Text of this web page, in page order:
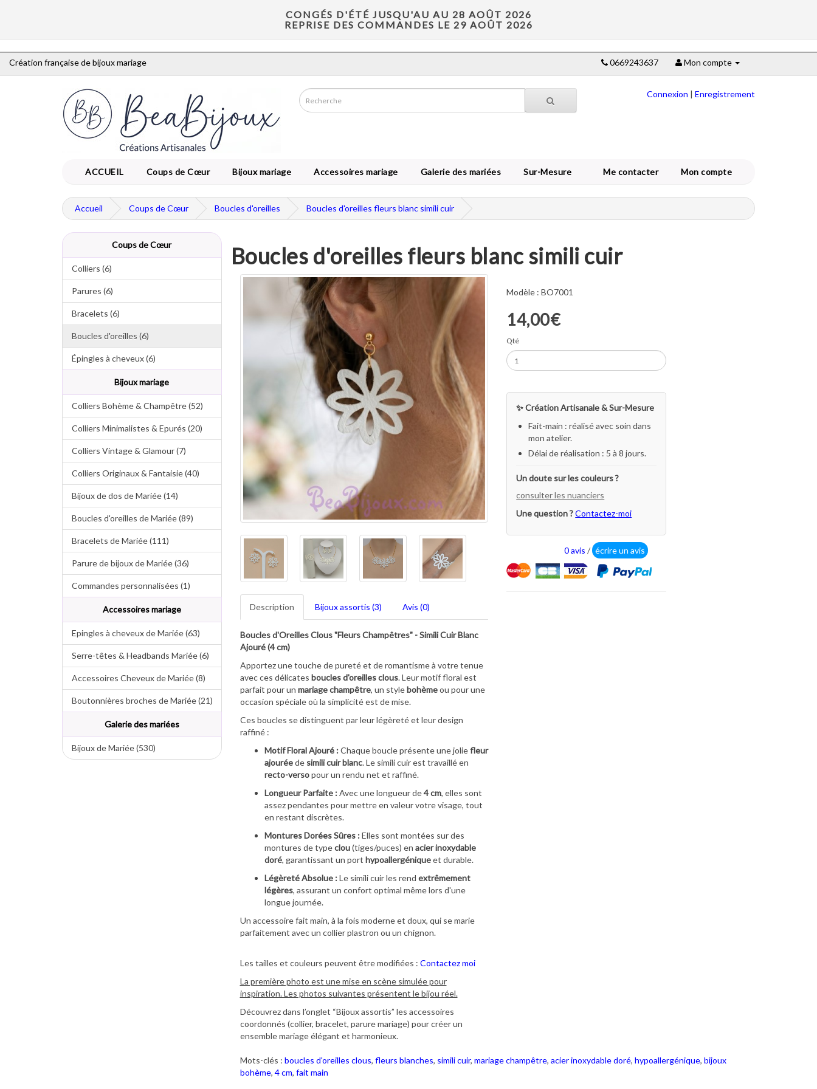
CONGÉS D'ÉTÉ JUSQU'AU AU 28 AOÛT 2026
REPRISE DES COMMANDES LE 29 AOÛT 2026
Création française de bijoux mariage 0669243637 Mon compte
Connexion | Enregistrement
ACCUEIL Coups de Cœur Bijoux mariage Accessoires mariage Galerie des mariées Sur-Mesure Me contacter Mon compte
Accueil Coups de Cœur Boucles d'oreilles Boucles d'oreilles fleurs blanc simili cuir
Coups de Cœur
Colliers (6)
Parures (6)
Bracelets (6)
Boucles d'oreilles (6)
Épingles à cheveux (6)
Bijoux mariage
Colliers Bohème & Champêtre (52)
Colliers Minimalistes & Epurés (20)
Colliers Vintage & Glamour (7)
Colliers Originaux & Fantaisie (40)
Bijoux de dos de Mariée (14)
Boucles d'oreilles de Mariée (89)
Bracelets de Mariée (111)
Parure de bijoux de Mariée (36)
Commandes personnalisées (1)
Accessoires mariage
Epingles à cheveux de Mariée (63)
Serre-têtes & Headbands Mariée (6)
Accessoires Cheveux de Mariée (8)
Boutonnières broches de Mariée (21)
Galerie des mariées
Bijoux de Mariée (530)
Boucles d'oreilles fleurs blanc simili cuir
Description Bijoux assortis (3) Avis (0)
Boucles d'Oreilles Clous "Fleurs Champêtres" - Simili Cuir Blanc
Ajouré (4 cm)
Apportez une touche de pureté et de romantisme à votre tenue
avec ces délicates boucles d'oreilles clous. Leur motif floral est
parfait pour un mariage champêtre, un stylebohèmeou pour une
occasion spéciale où la simplicité est de mise.
Ces boucles se distinguent par leur légèreté et leur design
raffiné :
Motif Floral Ajouré :Chaque boucle présente une joliefleur
ajouréede simili cuir blanc. Le simili cuir est travaillé en
recto-versopour un rendu net et raffiné.
Longueur Parfaite :Avec une longueur de4 cm, elles sont
assez pendantes pour mettre en valeur votre visage, tout
en restant discrètes.
Montures Dorées Sûres :Elles sont montées sur des
montures de typeclou(tiges/puces) en acier inoxydable
doré, garantissant un port hypoallergéniqueet durable.
Légèreté Absolue :Le simili cuir les rend extrêmement
légères, assurant un confort optimal même lors d'une
longue journée.
Un accessoire fait main, à la fois moderne et doux, qui se marie
parfaitement avec un collier plastron ou un chignon.
Les tailles et couleurs peuvent être modifiées : Contactez moi
La première photo est une mise en scène simulée pour
inspiration. Les photos suivantes présentent le bijou réel.
Découvrez dans l’onglet “Bijoux assortis” les accessoires
coordonnés (collier, bracelet, parure mariage) pour créer un
ensemble mariage élégant et harmonieux.
Modèle : BO7001
14,00€
Qté
✨ Création Artisanale & Sur-Mesure
Fait-main : réalisé avec soin dans
mon atelier.
Délai de réalisation : 5 à 8 jours.
Un doute sur les couleurs ?
consulter les nuanciers
Une question ?Contactez-moi
0 avis / écrire un avis
Mots-clés : boucles d'oreilles clous, fleurs blanches, simili cuir, mariage champêtre, acier inoxydable doré, hypoallergénique, bijoux
bohème, 4 cm, fait main